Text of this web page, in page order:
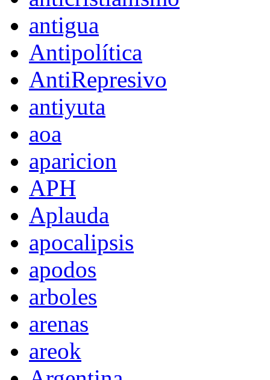
antigua
Antipolítica
AntiRepresivo
antiyuta
aoa
aparicion
APH
Aplauda
apocalipsis
apodos
arboles
arenas
areok